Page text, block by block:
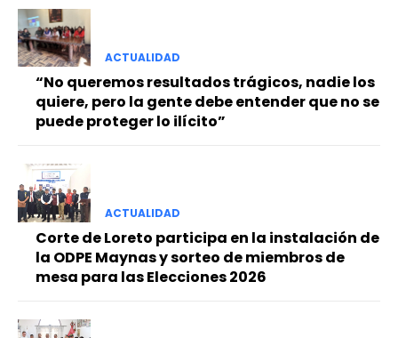
━ Planes
ACTUALIDAD
“No queremos resultados trágicos, nadie los
quiere, pero la gente debe entender que no se
puede proteger lo ilícito”
ACTUALIDAD
Corte de Loreto participa en la instalación de
la ODPE Maynas y sorteo de miembros de
mesa para las Elecciones 2026